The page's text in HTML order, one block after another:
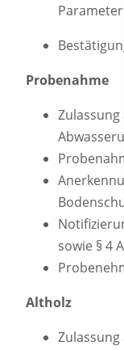
Probenahme
sowie § 4
Altholz